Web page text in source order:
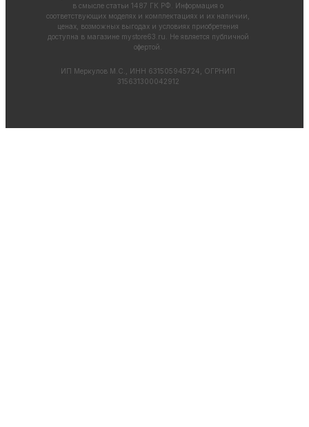
в смысле статьи 1487 ГК РФ. Информация о
соответствующих моделях и комплектациях и их наличии,
ценах, возможных выгодах и условиях приобретения
доступна в магазине mystore63.ru . Не является публичной
офертой.
ИП Меркулов М.С., ИНН 631505945724, ОГРНИП
315631300042912